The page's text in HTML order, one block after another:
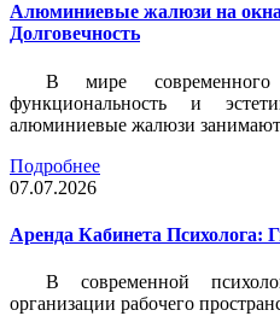
Алюминиевые жалюзи на
Долговечность
В мире современного
функциональность и
алюминиевые жалюзи занимают
Подробнее
07.07.2026
Аренда Кабинета Психолога:
В современной
организации рабочего